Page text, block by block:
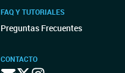
FAQ Y TUTORIALES
Preguntas Frecuentes
CONTACTO